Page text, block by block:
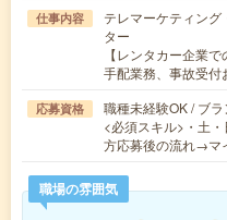
仕事内容
テレマーケティン
ター
【レンタカー企業
手配業務、事故受
応募資格
職種未経験OK / ブ
<必須スキル>・土
方応募後の流れ→
職場の雰囲気